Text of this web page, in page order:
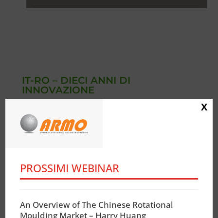
IT-RO – DIECI ANNI DI
INNOVAZIONE
Voci dal mondo del
L’importanza degli accessori
La sfida con le altre tecnologie
rotazionale
PROSSIMI WEBINAR
An Overview of The Chinese Rotational
Moulding Market – Harry Huang
X